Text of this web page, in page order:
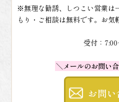
※無理な勧誘、しつこい営業は
もり・ご相談は無料です。お気
受付：7:00
＼メールのお問い
お問